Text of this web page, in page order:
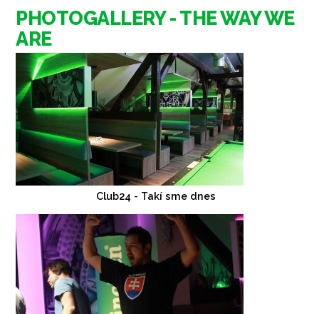
PHOTOGALLERY - THE WAY WE
ARE
Club24 - Takí sme dnes